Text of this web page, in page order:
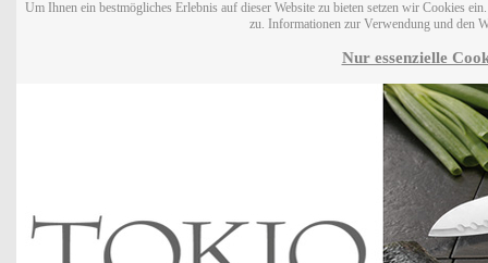
Um Ihnen ein bestmögliches Erlebnis auf dieser Website zu bieten setzen wir Cookies
zu. Informationen zur Verwendung und den
Nur essenzielle